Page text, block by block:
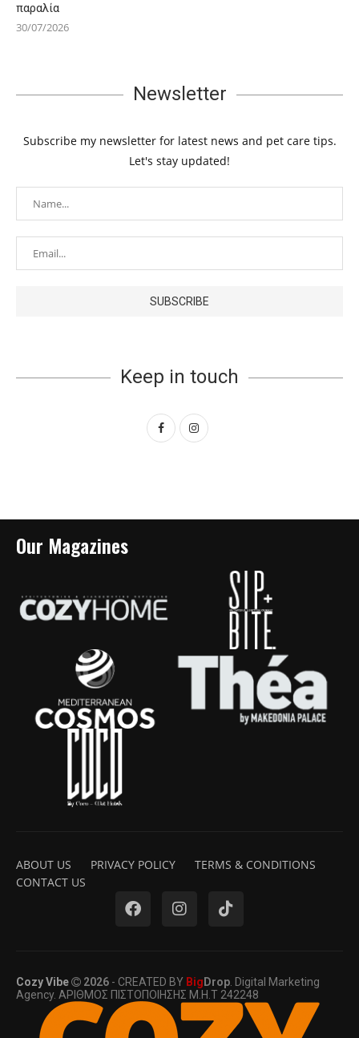
παραλία
30/07/2026
Newsletter
Subscribe my newsletter for latest news and pet care tips.
Let's stay updated!
Keep in touch
Our Magazines
ABOUT US PRIVACY POLICY
TERMS & CONDITIONS
CONTACT US
Cozy Vibe 2026 - CREATED BY Big Drop . Digital Marketing
Agency. ΑΡΙΘΜΟΣ ΠΙΣΤΟΠΟΙΗΣΗΣ Μ.Η.Τ 242248